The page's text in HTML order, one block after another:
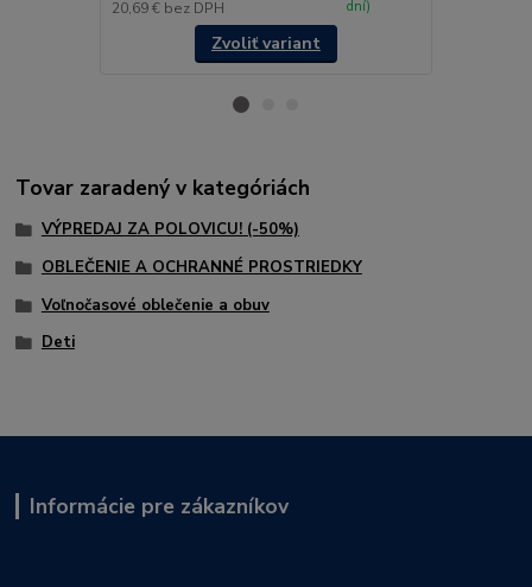
20,69 € bez DPH
dní)
Zvoliť variant
Tovar zaradený v kategóriách
VÝPREDAJ ZA POLOVICU! (-50%)
OBLEČENIE A OCHRANNÉ PROSTRIEDKY
Voľnočasové oblečenie a obuv
Deti
Informácie pre zákazníkov